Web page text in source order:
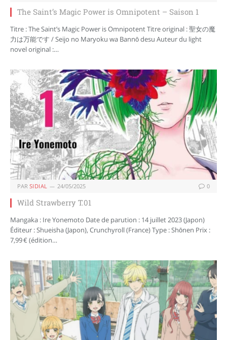
The Saint’s Magic Power is Omnipotent – Saison 1
Titre : The Saint’s Magic Power is Omnipotent Titre original : 聖女の魔
力は万能です / Seijo no Maryoku wa Bannō desu Auteur du light
novel original :…
PAR SIDIAL 24/05/2025 0
Wild Strawberry T.01
Mangaka : Ire Yonemoto Date de parution : 14 juillet 2023 (Japon)
Éditeur : Shueisha (Japon), Crunchyroll (France) Type : Shōnen Prix :
7,99 € (édition…